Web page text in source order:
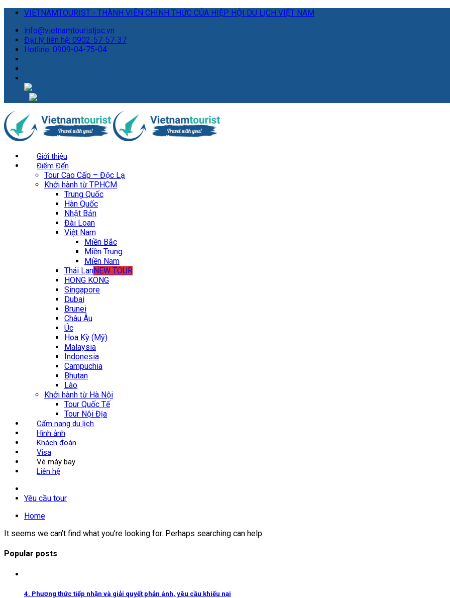
VIETNAMTOURIST - THÀNH VIÊN CHÍNH THỨC CỦA HIỆP HỘI DU LỊCH VIỆT NAM
info@vietnamtouristjsc.vn
Đại lý liên hệ: 0902-57-57-37
Hotline: 0909-04-75-04
Giới thiệu
Điểm Đến
Tour Cao Cấp – Độc Lạ
Khởi hành từ TP.HCM
Trung Quốc
Hàn Quốc
Nhật Bản
Đài Loan
Việt Nam
Miền Bắc
Miền Trung
Miền Nam
Thái LanNEW TOUR
HONG KONG
Singapore
Dubai
Brunei
Châu Âu
Úc
Hoa Kỳ (Mỹ)
Malaysia
Indonesia
Campuchia
Bhutan
Lào
Khởi hành từ Hà Nội
Tour Quốc Tế
Tour Nội Địa
Cẩm nang du lịch
Hình ảnh
Khách đoàn
Visa
Vé máy bay
Liên hệ
Yêu cầu tour
Home
It seems we can’t find what you’re looking for. Perhaps searching can help.
Popular posts
4. Phương thức tiếp nhận và giải quyết phản ánh, yêu cầu khiếu nại